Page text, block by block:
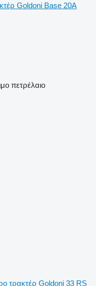
Goldoni Base 20A
πετρέλαιο
τρακτέρ Goldoni 33 RS